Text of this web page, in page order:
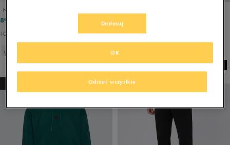
NIKE T-SHIRT SPORTSWEAR CLUB
89,99 zł
109,99 zł
119,99 zł
134,99 zł- najniższa cena
NEW
Dostosuj
Odrzuć wszystkie
OK